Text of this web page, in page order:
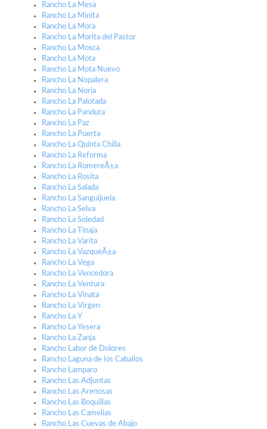
Rancho La Mesa
Rancho La Minita
Rancho La Mora
Rancho La Morita del Pastor
Rancho La Mosca
Rancho La Mota
Rancho La Mota Nuevo
Rancho La Nopalera
Rancho La Noria
Rancho La Palotada
Rancho La Pandura
Rancho La Paz
Rancho La Puerta
Rancho La Quinta Chilla
Rancho La Reforma
Rancho La RomereÃ±a
Rancho La Rosita
Rancho La Salada
Rancho La Sanguijuela
Rancho La Selva
Rancho La Soledad
Rancho La Tinaja
Rancho La Varita
Rancho La VazqueÃ±a
Rancho La Vega
Rancho La Vencedora
Rancho La Ventura
Rancho La Vinata
Rancho La Virgen
Rancho La Y
Rancho La Yesera
Rancho La Zanja
Rancho Labor de Dolores
Rancho Laguna de los Caballos
Rancho Lamparo
Rancho Las Adjuntas
Rancho Las Arenosas
Rancho Las Boquillas
Rancho Las Camelias
Rancho Las Cuevas de Abajo